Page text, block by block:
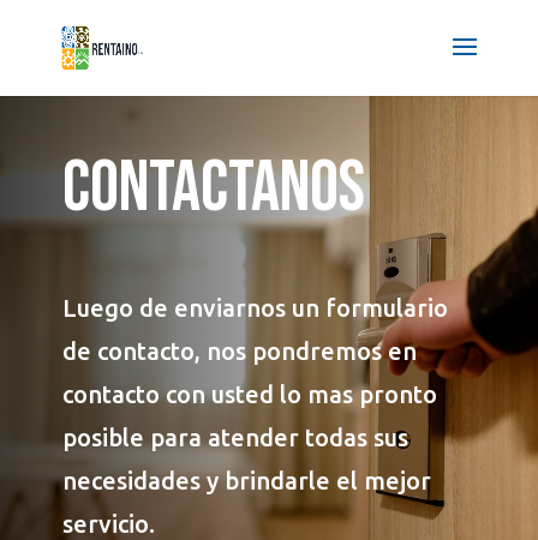
CONTACTANOS
Luego de enviarnos un formulario
de contacto, nos pondremos en
contacto con usted lo mas pronto
posible para atender todas sus
necesidades y brindarle el mejor
servicio.